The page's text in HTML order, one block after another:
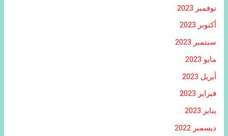
نوفمبر 2023
أكتوبر 2023
سبتمبر 2023
مايو 2023
أبريل 2023
فبراير 2023
يناير 2023
ديسمبر 2022